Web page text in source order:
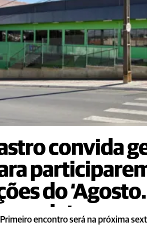
convida
do ‘Agosto
Primeiro encontro será na próxima